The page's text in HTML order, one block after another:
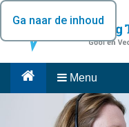
Ga naar de inhoud
Menu